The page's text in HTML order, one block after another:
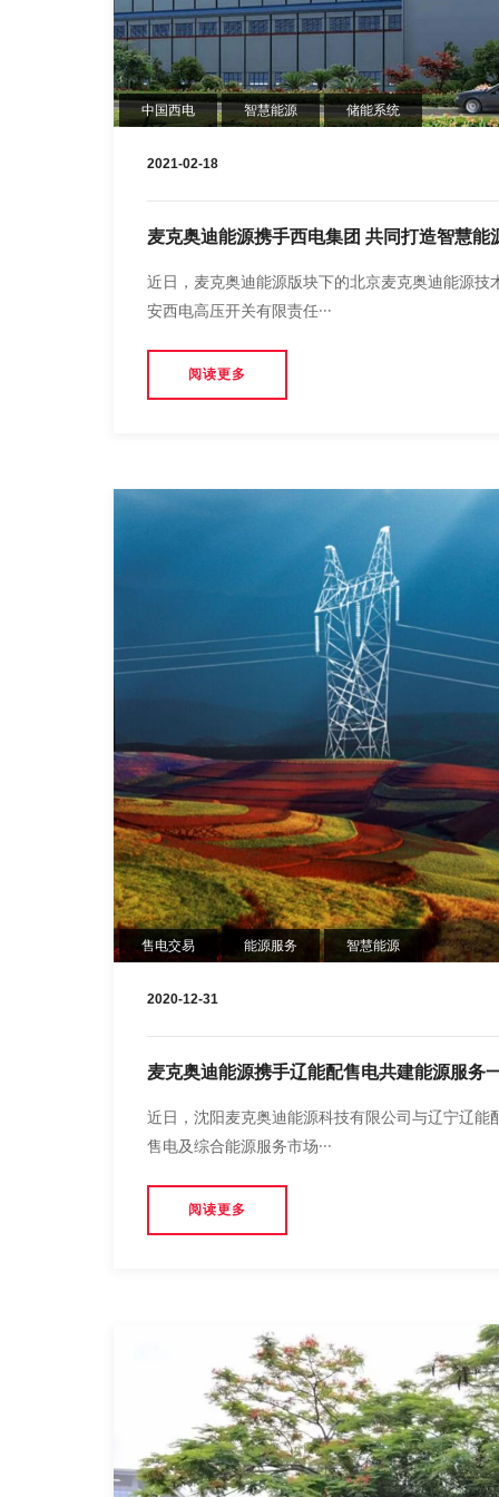
中国西电 智慧能源 储能系统
2021-02-18
麦克奥迪能源携手西电集团 共同打造智慧能
近日，麦克奥迪能源版块下的北京麦克奥迪能源
安西电高压开关有限责任···
阅读更多
售电交易 能源服务 智慧能源
2020-12-31
麦克奥迪能源携手辽能配售电共建能源服务
近日，沈阳麦克奥迪能源科技有限公司与辽宁辽
售电及综合能源服务市场···
阅读更多